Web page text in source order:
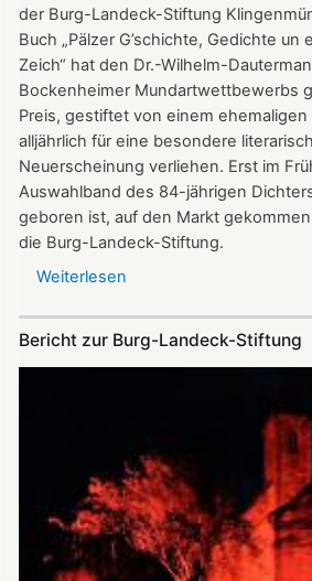
der Burg-Landeck-Stiftung
Buch „Pälzer G’schichte, Gedichte un
Zeich“ hat den Dr.-Wilhelm-
Bockenheimer Mundartwettbewerbs
Preis, gestiftet von einem
alljährlich für eine besondere
Neuerscheinung verliehen. Erst im
Auswahlband des 84-jährigen
geboren ist, auf den Markt
die Burg-Landeck-Stiftung.
Weiterlesen
Stiftung
Dr.
Dautermann-
Preis
Bericht zur Burg-Landeck-Stiftung